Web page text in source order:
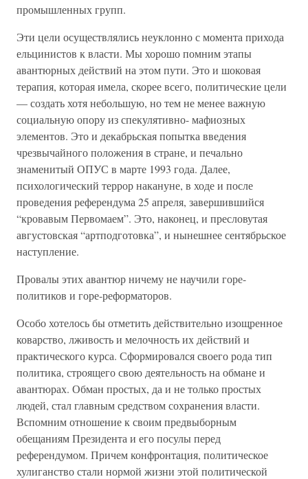
промышленных групп.
Эти цели осуществлялись неуклонно с момента прихода
ельцинистов к власти. Мы хорошо помним этапы
авантюрных действий на этом пути. Это и шоковая
терапия, которая имела, скорее всего, политические цели
— создать хотя небольшую, но тем не менее важную
социальную опору из спекулятивно- мафиозных
элементов. Это и декабрьская попытка введения
чрезвычайного положения в стране, и печально
знаменитый ОПУС в марте 1993 года. Далее,
психологический террор накануне, в ходе и после
проведения референдума 25 апреля, завершившийся
“кровавым Первомаем”. Это, наконец, и пресловутая
августовская “артподготовка”, и нынешнее сентябрьское
наступление.
Провалы этих авантюр ничему не научили горе-
политиков и горе-реформаторов.
Особо хотелось бы отметить действительно изощренное
коварство, лживость и мелочность их действий и
практического курса. Сформировался своего рода тип
политика, строящего свою деятельность на обмане и
авантюрах. Обман простых, да и не только простых
людей, стал главным средством сохранения власти.
Вспомним отношение к своим предвыборным
обещаниям Президента и его посулы перед
референдумом. Причем конфронтация, политическое
хулиганство стали нормой жизни этой политической